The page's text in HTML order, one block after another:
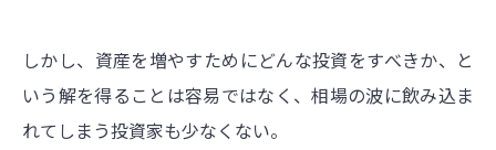
しかし、資産を増やすためにどんな投資をすべきか、と
いう解を得ることは容易ではなく、相場の波に飲み込ま
れてしまう投資家も少なくない。